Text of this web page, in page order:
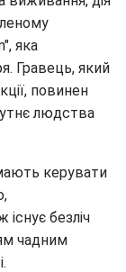
яка
Гравець, який
повинен
людства
керувати
безліч
чадним